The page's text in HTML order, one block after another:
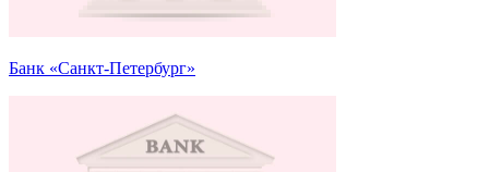
Банк «Санкт-Петербург»